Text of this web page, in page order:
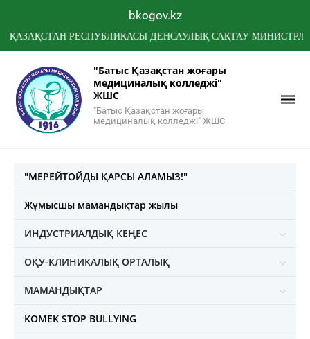
bkogov.kz
РЕСПУБЛИКАСЫ ДЕНСАУЛЫҚ САҚТАУ МИНИСТРЛІГІНІҢ
"Батыс Қазақстан жоғары
медициналық колледжі"
ЖШС
"Батыс Қазақстан жоғары
медициналық колледжі" ЖШС
"МЕРЕЙТОЙДЫ ҚАРСЫ АЛАМЫЗ!"
Жұмысшы мамандықтар жылы
ИНДУСТРИАЛДЫҚ КЕҢЕС
ОҚУ-КЛИНИКАЛЫҚ ОРТАЛЫҚ
МАМАНДЫҚТАР
KOMEK STOP BULLYING